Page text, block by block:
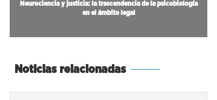
Neurociencia y justicia: la trascendencia de la psicobiología
en el ámbito legal
Noticias relacionadas